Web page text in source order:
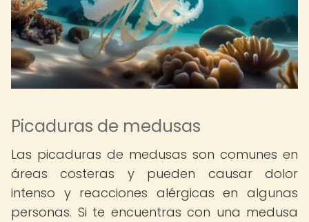
Picaduras de medusas
Las picaduras de medusas son comunes en
áreas costeras y pueden causar dolor
intenso y reacciones alérgicas en algunas
personas. Si te encuentras con una medusa